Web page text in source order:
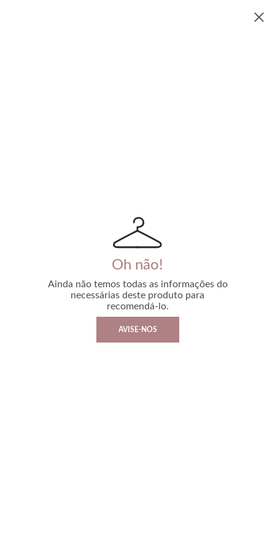
Oh não!
Ainda não temos todas as informações do
necessárias deste produto para
recomendá-lo.
AVISE-NOS